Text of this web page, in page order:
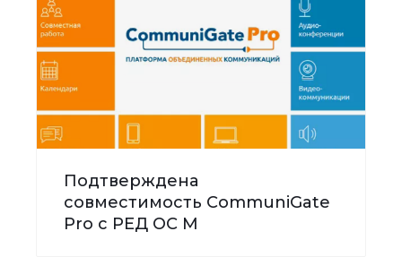
Подтверждена
совместимость CommuniGate
Pro с РЕД ОС М